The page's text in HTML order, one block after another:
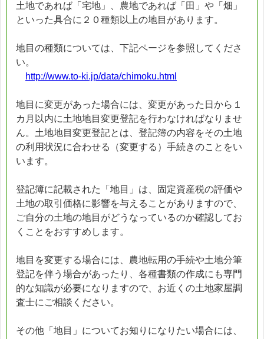
土地であれば「宅地」、農地であれば「田」や「畑」
といった具合に２０種類以上の地目があります。
地目の種類については、下記ページを参照してくださ
い。
http://www.to-ki.jp/data/chimoku.html
地目に変更があった場合には、変更があった日から１
カ月以内に土地地目変更登記を行わなければなりませ
ん。土地地目変更登記とは、登記簿の内容をその土地
の利用状況に合わせる（変更する）手続きのことをい
います。
登記簿に記載された「地目」は、固定資産税の評価や
土地の取引価格に影響を与えることがありますので、
ご自分の土地の地目がどうなっているのか確認してお
くことをおすすめします。
地目を変更する場合には、農地転用の手続や土地分筆
登記を伴う場合があったり、各種書類の作成にも専門
的な知識が必要になりますので、お近くの土地家屋調
査士にご相談ください。
その他「地目」についてお知りになりたい場合には、